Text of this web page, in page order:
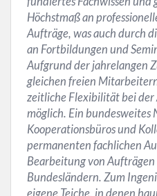
Höchstmaß an
Aufträge, was auch durch
an Fortbildungen und
Aufgrund der jahrelangen
gleichen freien
zeitliche Flexibilität bei
möglich. Ein bundesweites
Kooperationsbüros und
permanenten fachlichen
Bearbeitung von
Bundesländern. Zum
eigene Teiche, in denen